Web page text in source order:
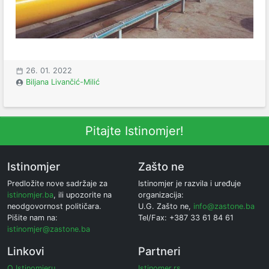
26. 01. 2022
Biljana Livančić-Milić
Pitajte Istinomjer!
Istinomjer
Predložite nove sadržaje za
istinomjer.ba, ili upozorite na
neodgovornost političara.
Pišite nam na:
istinomjer@zastone.ba
Zašto ne
Istinomjer je razvila i uređuje
organizacija:
U.G. Zašto ne, info@zastone.ba
Tel/Fax: +387 33 61 84 61
Linkovi Partneri